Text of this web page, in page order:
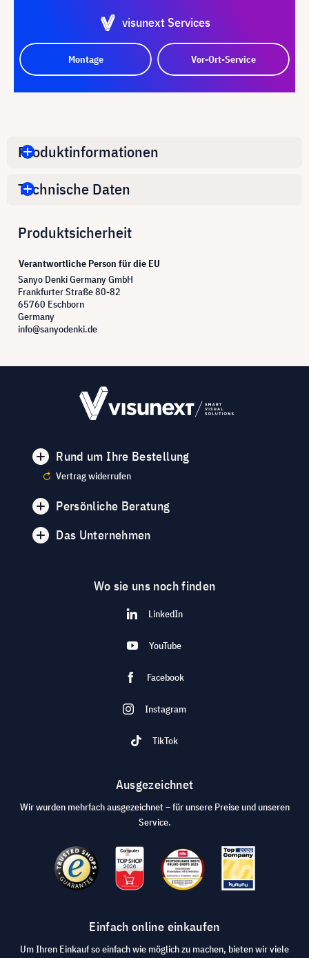
visunext Services
Montage Vor-Ort-Service
Produktinformationen
Technische Daten
Produktsicherheit
Verantwortliche Person für die EU
Sanyo Denki Germany GmbH
Frankfurter Straße 80-82
65760 Eschborn
Germany
info@sanyodenki.de
Rund um Ihre Bestellung
Vertrag widerrufen
Persönliche Beratung
Das Unternehmen
Wo sie uns noch finden
LinkedIn
YouTube
Facebook
Instagram
TikTok
Ausgezeichnet
Wir wurden mehrfach ausgezeichnet – für unsere Preise und unseren
Service.
Einfach online einkaufen
Um Ihren Einkauf so einfach wie möglich zu machen, bieten wir viele